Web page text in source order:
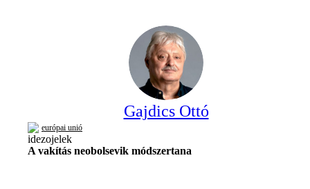
Gajdics Ottó
európai unió
A vakítás neobolsevik módszertana